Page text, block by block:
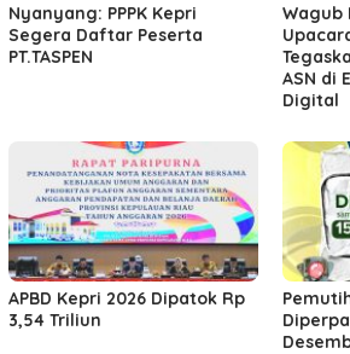
Nyanyang: PPPK Kepri
Segera Daftar Peserta
PT.TASPEN
Wagub
ASN di
Digital
APBD Kepri 2026 Dipatok Rp
3,54 Triliun